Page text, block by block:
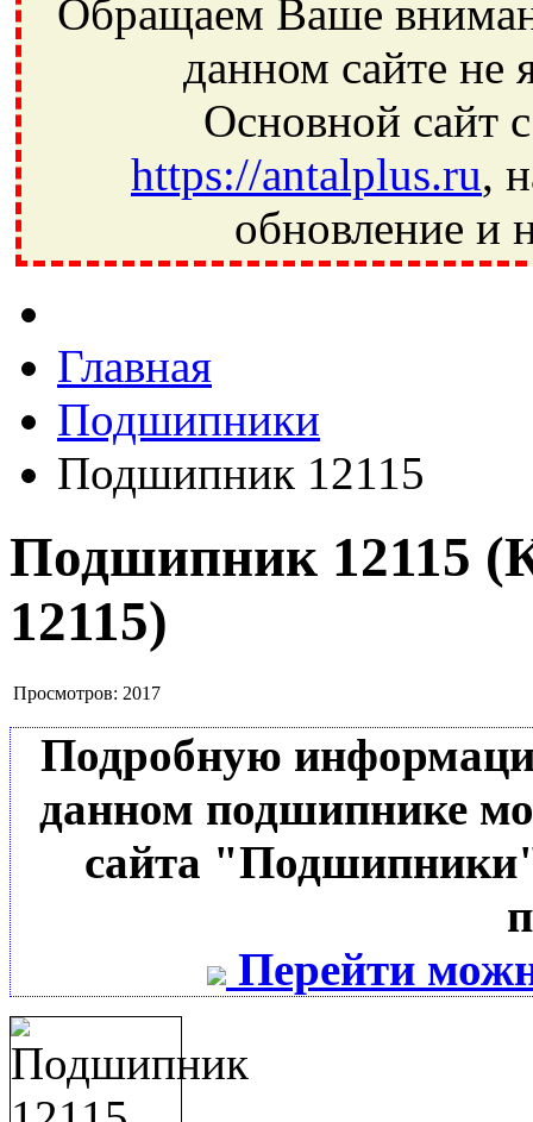
Обращаем Ваше
данном сайте не
Основной сайт
https://antalplus.ru,
обновление и
Ивантеевка, подшипники, пневматика, метизы, техника,
Главная
Подшипники
Подшипник 12115
Подшипник 12115
12115)
Просмотров: 2017
Подробную
данном подшипнике
сайта
Перейти